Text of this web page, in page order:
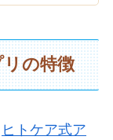
の特徴
ヒトケア式ア